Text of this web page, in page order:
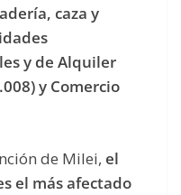
caza y
y de Alquiler
y Comercio
de Milei, el
el más afectado